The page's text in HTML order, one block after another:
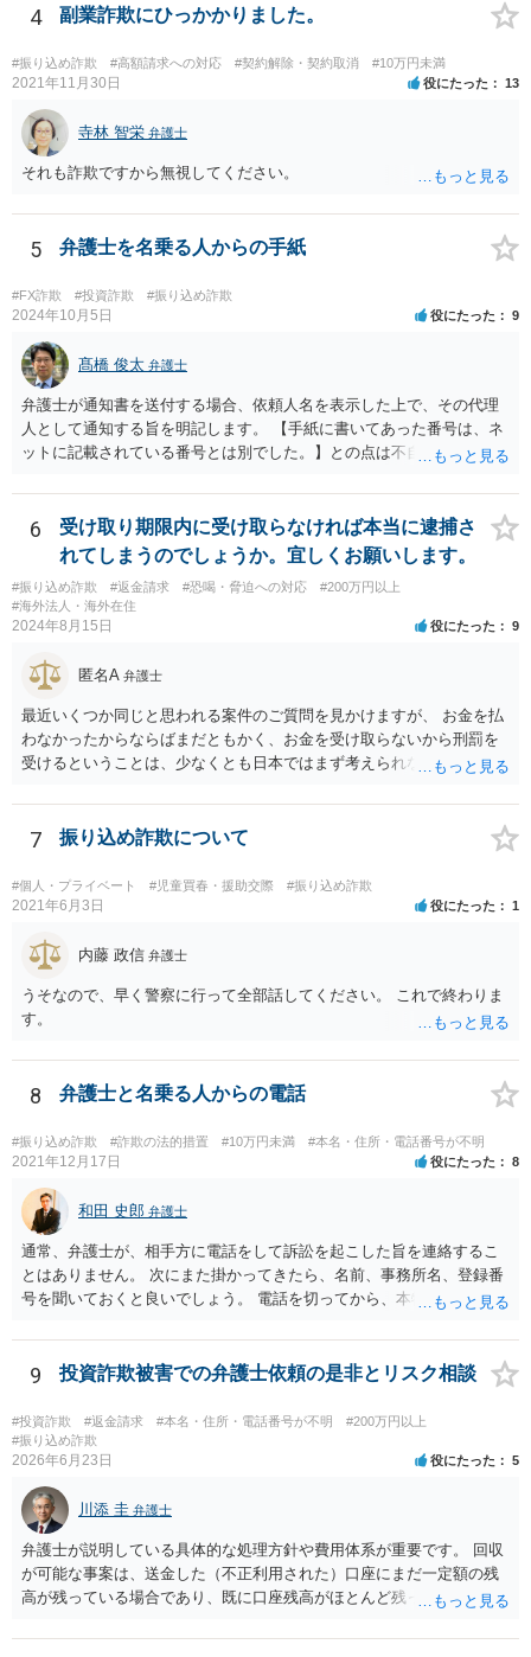
を手に入れる」ことが目的ですから、あなたがキャッシュカードを持
っている場合には、キャッシュカードで引き出すことはあなたしかで
きませんから、できるとすれば、ネット上あるいはアプリ上で第三者
に送金することくらいだと思います。あなたの名義の口座であるか
ら、お金の動きくらいは調べることが可能であると思います。 その上
で、新しく開設した口座に資金が残っているのであれば、それを返せ
ばいいだけの話だと思いますし、残っていないのであれば、第三者に
送金をされたか、引き出されたどちらかだと思います。第三者に送金
4 副業詐欺にひっかかりました。
#振り込め詐欺 #高額請求への対応 #契約解除・契約取消 #10万円未満
2021年11月30日 役にたった 13
寺林 智栄 弁護士
それも詐欺ですから無視してください。
5 弁護士を名乗る人からの手紙
#FX詐欺 #投資詐欺 #振り込め詐欺
2024年10月5日 役にたった 9
髙橋 俊太 弁護士
弁護士が通知書を送付する場合、依頼人名を表示した上で、その代理
人として通知する旨を明記します。 【手紙に書いてあった番号は、ネ
ットに記載されている番号とは別でした。】との点は不自然ではある
護士検索でその弁護士を検索し、そこに記載されている電話番号に連
絡をして、通知書の内容等について確認をしてみるとよいでしょう。
6
受け取り期限内に受け取らなければ本当に逮捕さ
れてしまうのでしょうか。宜しくお願いします。
#振り込め詐欺 #返金請求 #恐喝・脅迫への対応
#200万円以上
#海外法人・海外在住
2024年8月15日 役にたった 9
匿名A 弁護士
最近いくつか同じと思われる案件のご質問を見かけますが、 お金を払
わなかったからならばまだともかく、お金を受け取らないから刑罰を
受けるということは、少なくとも日本ではまず考えられないように思
てみてください。
7 振り込め詐欺について
#個人・プライベート #児童買春・援助交際 #振り込め詐欺
2021年6月3日 役にたった 1
内藤 政信 弁護士
うそなので、早く警察に行って全部話してください。 これで終わりま
す。
8 弁護士と名乗る人からの電話
#振り込め詐欺 #詐欺の法的措置 #10万円未満 #本名・住所・電話番号が不明
2021年12月17日 役にたった 8
和田 史郎 弁護士
通常、弁護士が、相手方に電話をして訴訟を起こした旨を連絡するこ
とはありません。 次にまた掛かってきたら、名前、事務所名、登録番
号を聞いておくと良いでしょう。 電話を切ってから、本物かどうか確
9 投資詐欺被害での弁護士依頼の是非とリスク相談
#投資詐欺 #返金請求 #本名・住所・電話番号が不明
#200万円以上
#振り込め詐欺
2026年6月23日 役にたった 5
川添 圭 弁護士
弁護士が説明している具体的な処理方針や費用体系が重要です。 回収
が可能な事案は、送金した（不正利用された）口座にまだ一定額の残
高が残っている場合であり、既に口座残高がほとんど残っていない場
判断するため、まず何よりも、送金先口座の口座凍結時の残高を把握